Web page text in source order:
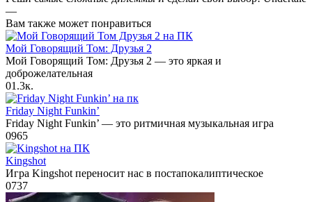
—
Вам также может понравиться
Мой Говорящий Том: Друзья 2
Мой Говорящий Том: Друзья 2 — это яркая и
доброжелательная
01.3к.
Friday Night Funkin’
Friday Night Funkin’ — это ритмичная музыкальная игра
0965
Kingshot
Игра Kingshot переносит нас в постапокалиптическое
0737